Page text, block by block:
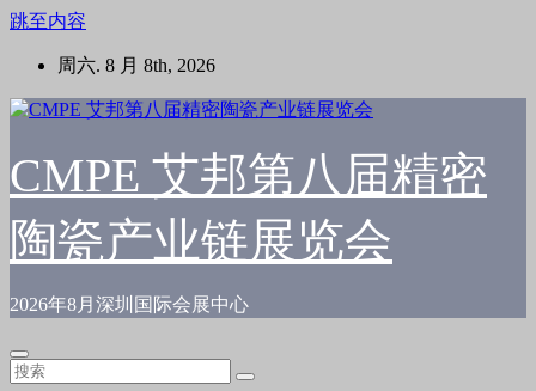
跳至内容
周六. 8 月 8th, 2026
CMPE 艾邦第八届精密
陶瓷产业链展览会
2026年8月深圳国际会展中心